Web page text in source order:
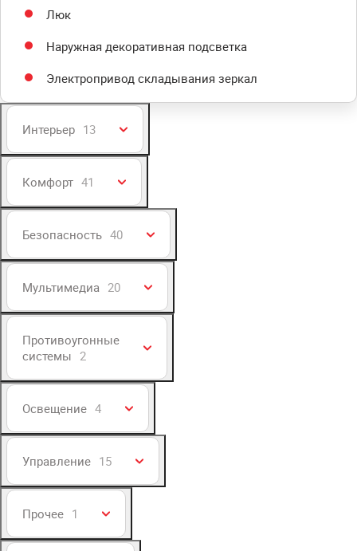
Люк
Наружная декоративная подсветка
Электропривод складывания зеркал
Интерьер 13
Комфорт 41
Безопасность 40
Мультимедиа 20
Противоугонные
системы 2
Освещение 4
Управление 15
Прочее 1